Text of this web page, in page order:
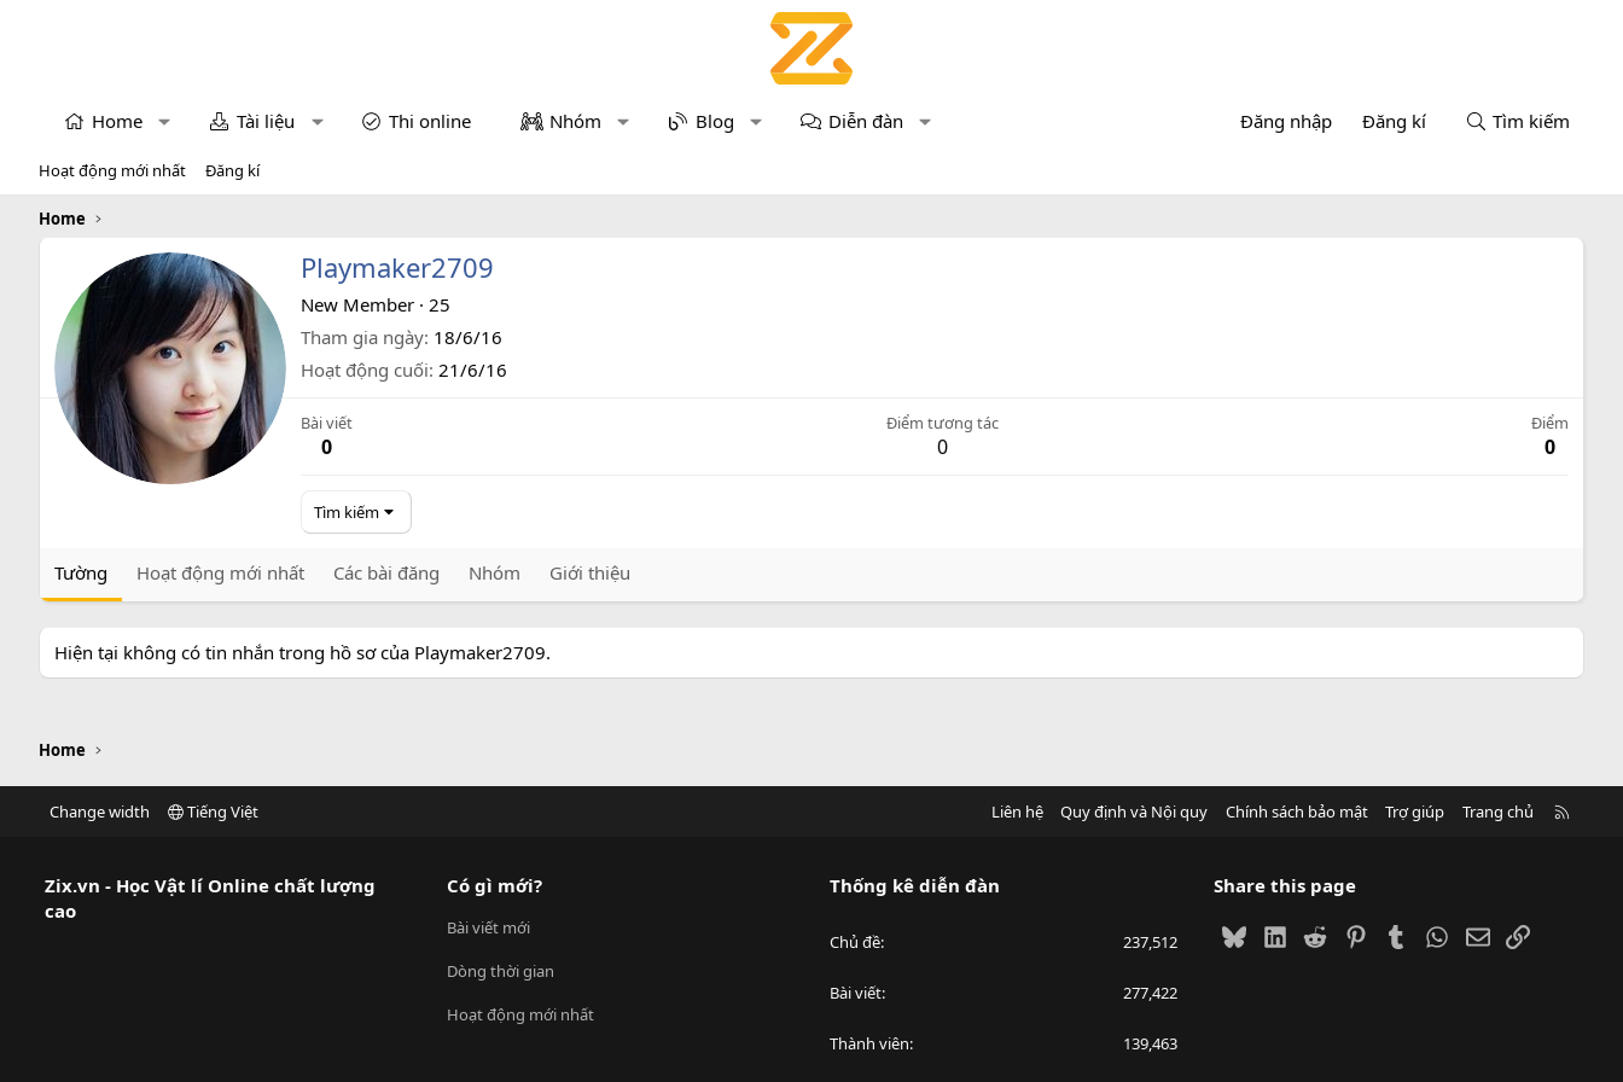
Home Tài liệu Thi online Nhóm Blog Diễn đàn Đăng nhập Đăng kí Tìm kiếm
Hoạt động mới nhất Đăng kí
Home
Playmaker2709
New Member · 25
Tham gia ngày 18/6/16
Hoạt động cuối 21/6/16
Bài viết
0
Điểm tương tác
0
Điểm
0
Tìm kiếm
Tường Hoạt động mới nhất Các bài đăng Nhóm Giới thiệu
Hiện tại không có tin nhắn trong hồ sơ của Playmaker2709.
Home
Change width Tiếng Việt Liên hệ Quy định và Nội quy Chính sách bảo mật Trợ giúp Trang chủ
Zix.vn - Học Vật lí Online chất lượng
cao
Có gì mới?
Bài viết mới
Dòng thời gian
Hoạt động mới nhất
Thống kê diễn đàn
Chủ đề 237,512
Bài viết 277,422
Thành viên 139,463
Share this page
BlueskyLinkedIn
Reddit PinterestTumblrWhatsApp
EmailLink